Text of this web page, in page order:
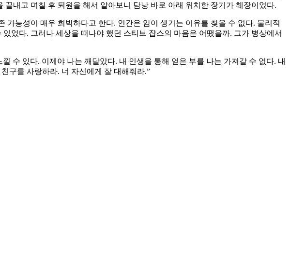
내고 며칠 후 퇴원을 해서 알아보니 담낭 바로 아래 위치한 장기가 췌장이었다.
능성이 매우 희박하다고 한다. 인간은 암이 생기는 이유를 찾을 수 없다. 물리적
었다. 그러나 세상을 떠나야 했던 스티브 잡스의 마음은 어땠을까. 그가 병상에서
수 있다. 이제야 나는 깨달았다. 내 인생을 통해 얻은 부를 나는 가져갈 수 없다. 내
구를 사랑하라. 너 자신에게 잘 대해줘라.”